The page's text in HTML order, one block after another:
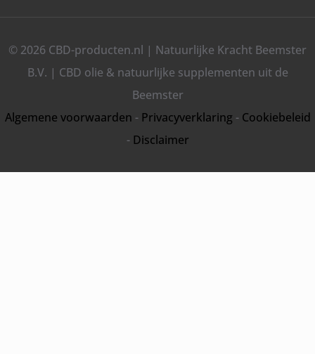
© 2026 CBD-producten.nl | Natuurlijke Kracht Beemster
B.V. | CBD olie & natuurlijke supplementen uit de
Beemster
Algemene voorwaarden - Privacyverklaring - Cookiebeleid
- Disclaimer